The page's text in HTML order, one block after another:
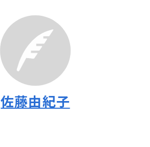
佐藤由紀子